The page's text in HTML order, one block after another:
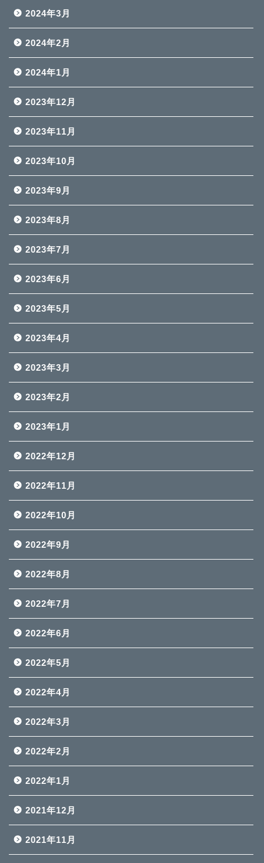
2024年3月
2024年2月
2024年1月
2023年12月
2023年11月
2023年10月
2023年9月
2023年8月
2023年7月
2023年6月
2023年5月
2023年4月
2023年3月
2023年2月
2023年1月
2022年12月
2022年11月
2022年10月
2022年9月
2022年8月
2022年7月
2022年6月
2022年5月
2022年4月
2022年3月
2022年2月
2022年1月
2021年12月
2021年11月